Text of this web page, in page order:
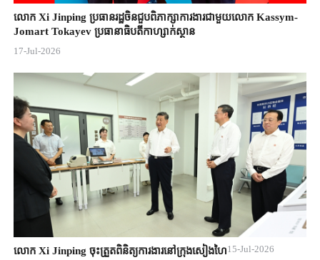
លោក Xi Jinping ប្រធានរដ្ឋចិន​ជួបពិភាក្សា​ការងារជាមួយ​លោក Kassym-
Jomart ​Tokayev ​ប្រធានាធិបតី​កាហ្សាក់ស្ថាន​
17-Jul-2026
លោក Xi Jinping ចុះត្រួតពិនិត្យការងារនៅក្រុងសៀងហៃ15-Jul-2026